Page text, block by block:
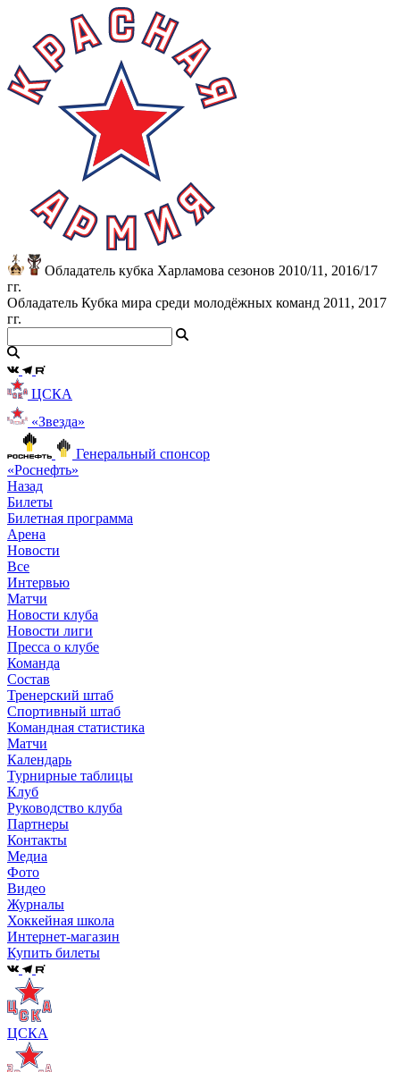
Обладатель кубка Харламова сезонов 2010/11, 2016/17
гг.
Обладатель Кубка мира среди молодёжных команд 2011, 2017
гг.
ЦСКА
«Звезда»
Генеральный спонсор
«Роснефть»
Назад
Билеты
Билетная программа
Арена
Новости
Все
Интервью
Матчи
Новости клуба
Новости лиги
Пресса о клубе
Команда
Состав
Тренерский штаб
Спортивный штаб
Командная статистика
Матчи
Календарь
Турнирные таблицы
Клуб
Руководство клуба
Партнеры
Контакты
Медиа
Фото
Видео
Журналы
Хоккейная школа
Интернет-магазин
Купить билеты
ЦСКА